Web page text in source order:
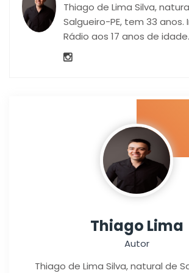
Thiago de Lima Silva,
Salgueiro-PE, tem 33 anos.
Rádio aos 17 anos de idade.
Thiago Lima
Autor
Thiago de Lima Silva, natural de